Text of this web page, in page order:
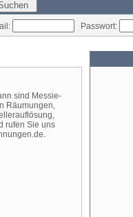
Passwort:
sind Messie-
Räumungen,
rufen Sie uns